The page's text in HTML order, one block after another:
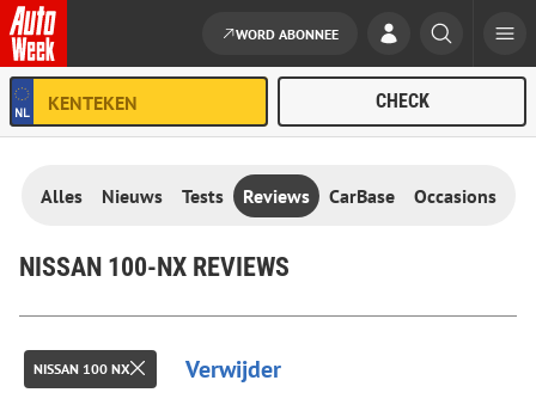
Ga naar de inhoud
WORD ABONNEE
Alles Nieuws Tests Reviews CarBase Occasions
NISSAN 100-NX REVIEWS
NISSAN 100 NX Verwijder